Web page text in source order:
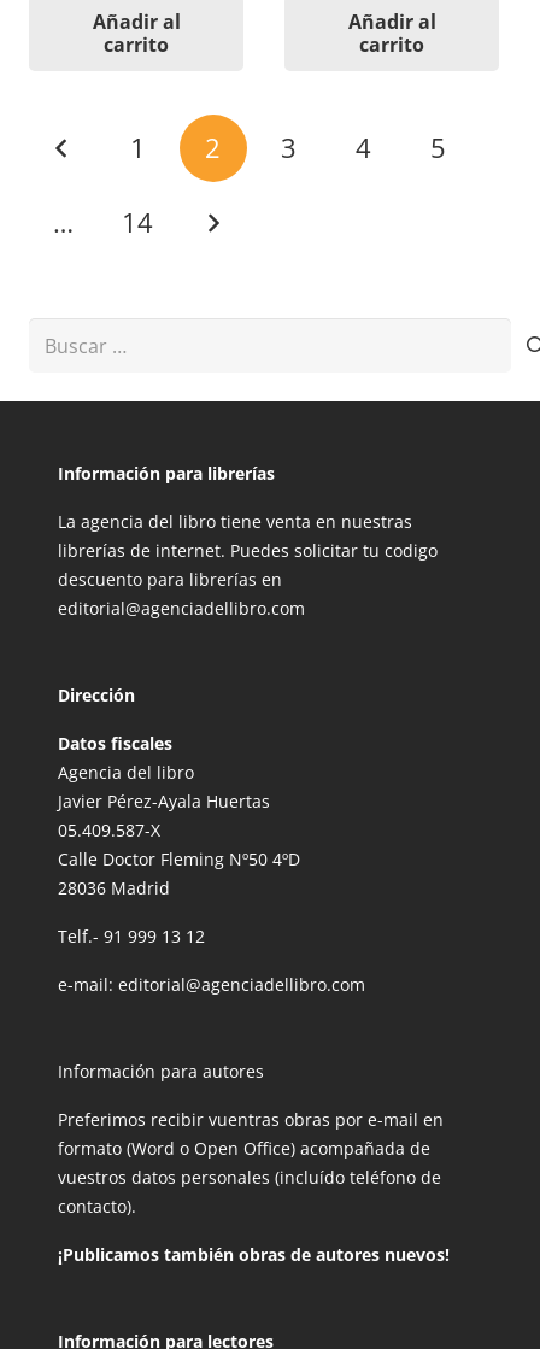
Añadir al
carrito
Añadir al
carrito
Paginación
entradas
1 2 3 4 5
… 14
Buscar:
Información para librerías
La agencia del libro tiene venta en nuestras
librerías de internet. Puedes solicitar tu codigo
descuento para librerías en
editorial@agenciadellibro.com
Dirección
Datos fiscales
Agencia del libro
Javier Pérez-Ayala Huertas
05.409.587-X
Calle Doctor Fleming Nº50 4ºD
28036 Madrid
Telf.- 91 999 13 12
e-mail: editorial@agenciadellibro.com
Información para autores
Preferimos recibir vuentras obras por e-mail en
formato (Word o Open Office) acompañada de
vuestros datos personales (incluído teléfono de
contacto).
¡Publicamos también obras de autores nuevos!
Información para lectores